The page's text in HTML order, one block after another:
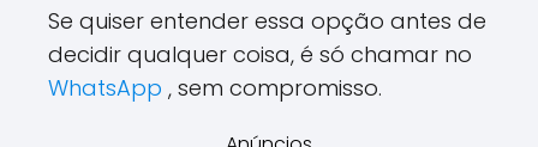
Se quiser entender essa opção antes de
decidir qualquer coisa, é só chamar no
WhatsApp , sem compromisso.